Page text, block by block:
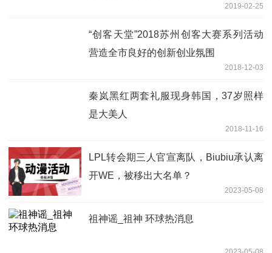
2019-02-25
“创客天堂”2018苏州创客大赛系列活动
营造全市良好的创新创业氛围
2018-12-03
秦岚黑红两套礼服现身韩国，37岁照样
是大美人
2018-11-16
LPL转会期三人官宣离队，Biubiu承认离
开WE，被移出大名单？
2023-05-08
祖神谣_祖神 环球热消息